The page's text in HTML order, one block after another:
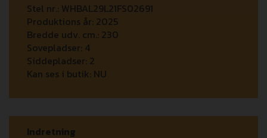
Stel nr.: WHBAL29L21FS02691
Produktions år: 2025
Bredde udv. cm.: 230
Sovepladser: 4
Siddepladser: 2
Kan ses i butik: NU
Indretning